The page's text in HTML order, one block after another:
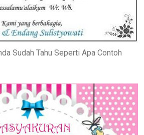
Sudah Tahu Seperti Apa Contoh